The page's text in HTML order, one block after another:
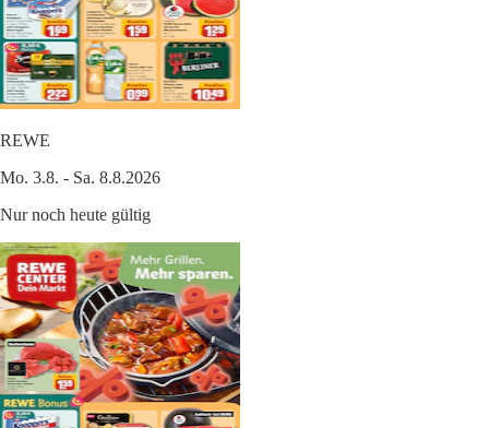
REWE
Mo. 3.8. - Sa. 8.8.2026
Nur noch heute gültig